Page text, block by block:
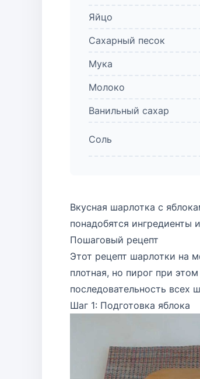
Яйцо
Сахарный песок
Мука
Молоко
Ванильный сахар
Соль
Вкусная шарлотка с
понадобятся ингредиенты
Пошаговый рецепт
Этот рецепт шарлотки на
плотная, но пирог при
последовательность всех
Шаг 1: Подготовка яблока